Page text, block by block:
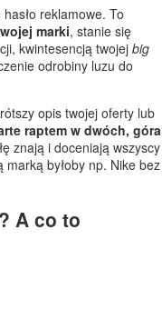
reklamowe. To
marki, stanie się
kwintesencją twojej big
odrobiny luzu do
opis twojej oferty lub
raptem w dwóch, góra
znają i doceniają wszyscy
byłoby np. Nike bez
A co to